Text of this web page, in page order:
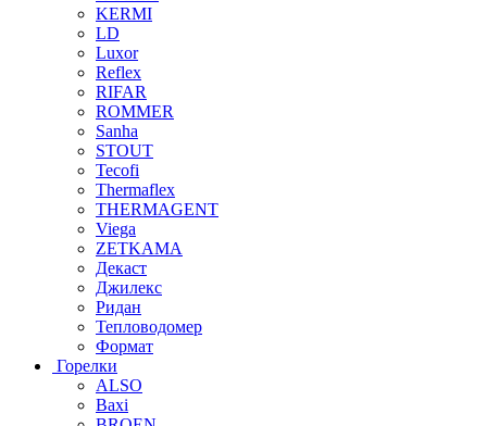
KERMI
LD
Luxor
Reflex
RIFAR
ROMMER
Sanha
STOUT
Tecofi
Thermaflex
THERMAGENT
Viega
ZETKAMA
Декаст
Джилекс
Ридан
Тепловодомер
Формат
Горелки
ALSO
Baxi